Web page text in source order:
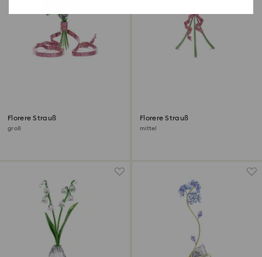
Florere Strauß
groß
Florere Strauß
mittel